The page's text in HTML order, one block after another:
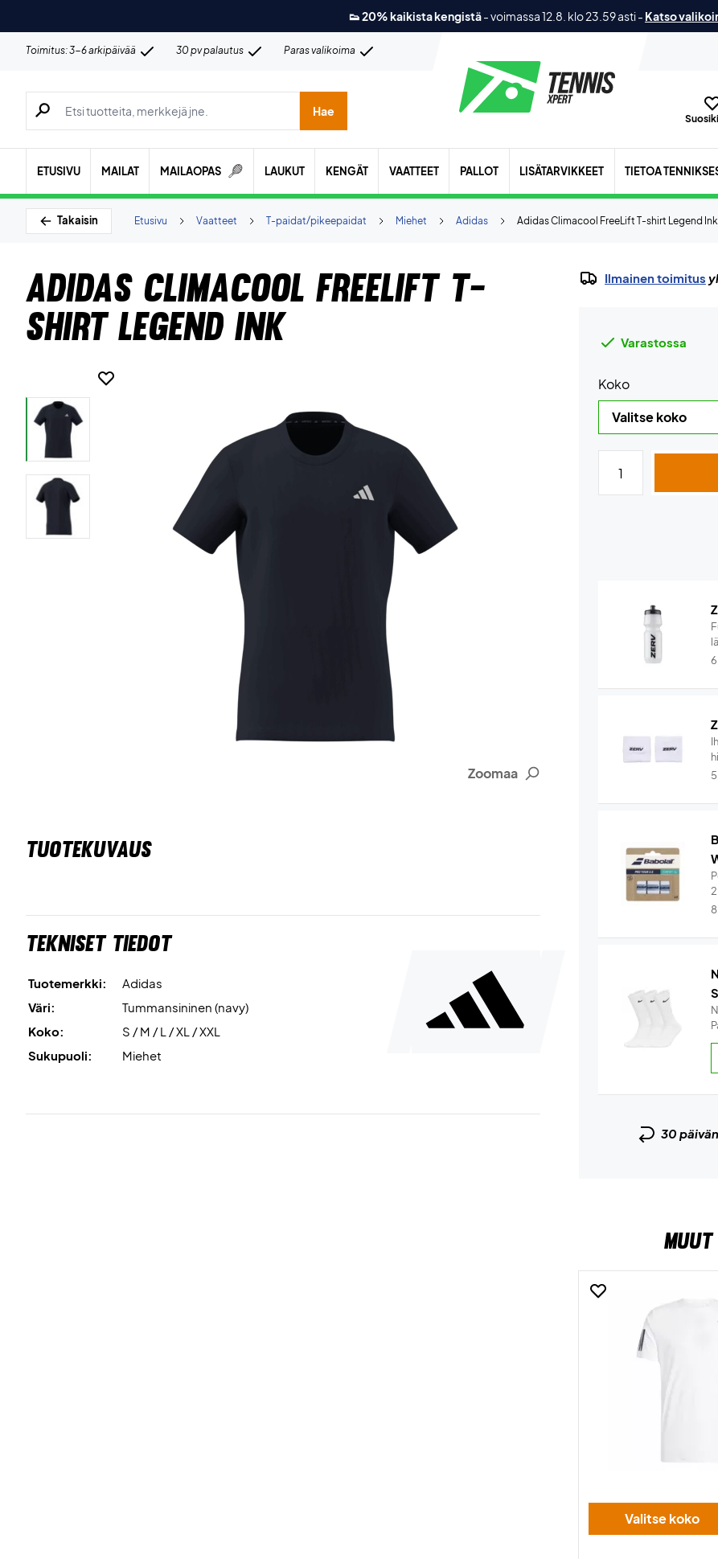
👟 20% kaikista kengistä-voimassa 12.8. klo 23.59 asti- Katso
Toimitus: 3-6 arkipäivää 30 pv palautus Paras valikoima
Hae tuotteita, merkkejä jne.
Hae
ETUSIVU MAILAT MAILAOPAS LAUKUT KENGÄT VAATTEET PALLOT LISÄTARVIKKEET TIETOA
Takaisin Adidas Climacool FreeLift T-shirt Legend Ink
Adidas
Miehet
T-paidat/pikeepaidat
Vaatteet
Etusivu
Adidas Climacool FreeLift T-
shirt Legend Ink
Zoomaa
TUOTEKUVAUS
Tekniset tiedot
Tuotemerkki:
Adidas
Väri:
Tummansininen (navy)
Koko:
S / M / L / XL / XXL
Sukupuoli:
Miehet
Ilmainen toimitus
Varastossa
Koko
30 päivän
Valitse koko